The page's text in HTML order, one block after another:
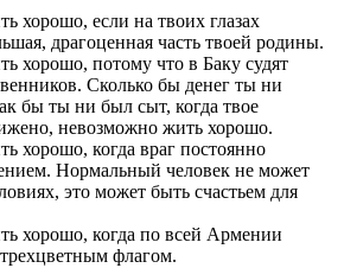
хорошо, если на твоих глазах
драгоценная часть твоей родины.
хорошо, потому что в Баку судят
Сколько бы денег ты ни
бы ты ни был сыт, когда твое
невозможно жить хорошо.
хорошо, когда враг постоянно
Нормальный человек не может
это может быть счастьем для
хорошо, когда по всей Армении
флагом.